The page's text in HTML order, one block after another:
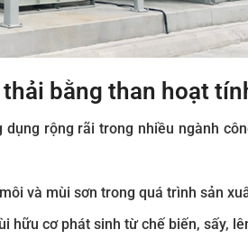
bằng than hoạt
rộng rãi trong nhiều ngành
và mùi sơn trong quá trình sản
hữu cơ phát sinh từ chế biến, sấy,